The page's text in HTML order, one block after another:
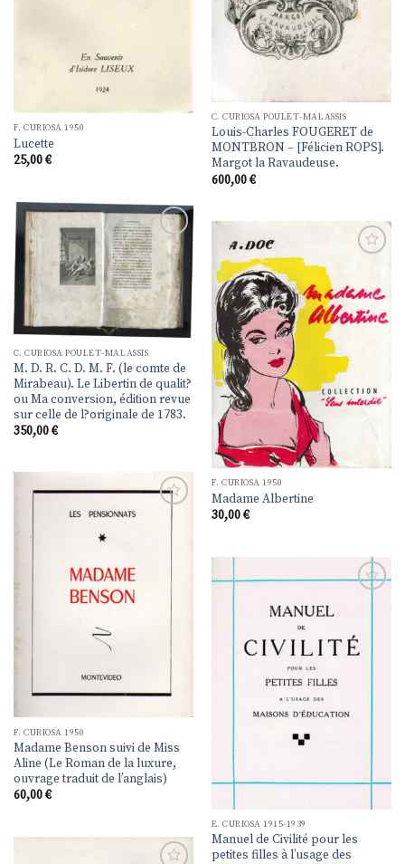
C. CURIOSA POULET-MALASSIS
Louis-Charles FOUGERET de
MONTBRON – [Félicien ROPS].
Margot la Ravaudeuse.
600,00€
F. CURIOSA 1950
Lucette
25,00€
Ajouter
à la
liste de
souhaits
C. CURIOSA POULET-MALASSIS
M. D. R. C. D. M. F. (le comte de
Mirabeau). Le Libertin de qualit?
ou Ma conversion, édition revue
sur celle de l?originale de 1783.
350,00€
liste de
souhaits
F. CURIOSA 1950
Madame Albertine
30,00€
F. CURIOSA 1950
Madame Benson suivi de Miss
Aline (Le Roman de la luxure,
ouvrage traduit de l’anglais)
60,00€
souhaits
E. CURIOSA 1915-1939
Manuel de Civilité pour les
petites filles à l’usage des